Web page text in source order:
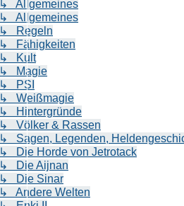
↳ Allgemeines
↳ Allgemeines
↳ Regeln
↳ Fähigkeiten
↳ Kult
↳ Magie
↳ PSI
↳ Weißmagie
↳ Hintergründe
↳ Völker & Rassen
↳ Sagen, Legenden,
↳ Die Horde von Jetrotack
↳ Die Aijnan
↳ Die Sinar
↳ Andere Welten